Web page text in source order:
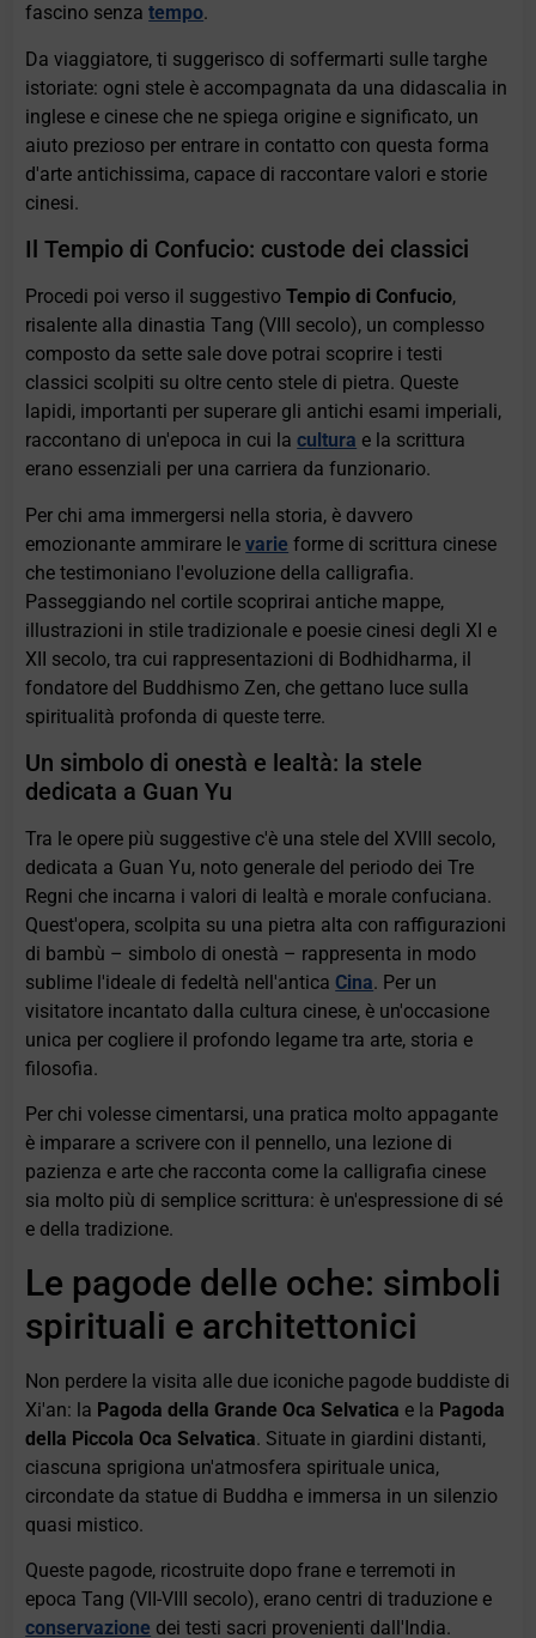
fascino senzatempo.
Da viaggiatore, ti suggerisco di soffermarti sulle targhe
istoriate: ogni stele è accompagnata da una didascalia in
inglese e cinese che ne spiega origine e significato, un
aiuto prezioso per entrare in contatto con questa forma
d'arte antichissima, capace di raccontare valori e storie
cinesi.
Il Tempio di Confucio: custode dei classici
Procedi poi verso il suggestivoTempio di Confucio,
risalente alla dinastia Tang (VIII secolo), un complesso
composto da sette sale dove potrai scoprire i testi
classici scolpiti su oltre cento stele di pietra. Queste
lapidi, importanti per superare gli antichi esami imperiali,
raccontano di un'epoca in cui lacultura e la scrittura
erano essenziali per una carriera da funzionario.
Per chi ama immergersi nella storia, è davvero
emozionante ammirare levarie forme di scrittura cinese
che testimoniano l'evoluzione della calligrafia.
Passeggiando nel cortile scoprirai antiche mappe,
illustrazioni in stile tradizionale e poesie cinesi degli XI e
XII secolo, tra cui rappresentazioni di Bodhidharma, il
fondatore del Buddhismo Zen, che gettano luce sulla
spiritualità profonda di queste terre.
Un simbolo di onestà e lealtà: la stele
dedicata a Guan Yu
Tra le opere più suggestive c'è una stele del XVIII secolo,
dedicata a Guan Yu, noto generale del periodo dei Tre
Regni che incarna i valori di lealtà e morale confuciana.
Quest'opera, scolpita su una pietra alta con raffigurazioni
di bambù – simbolo di onestà – rappresenta in modo
sublime l'ideale di fedeltà nell'antica Cina. Per un
visitatore incantato dalla cultura cinese, è un'occasione
unica per cogliere il profondo legame tra arte, storia e
filosofia.
Per chi volesse cimentarsi, una pratica molto appagante
è imparare a scrivere con il pennello, una lezione di
pazienza e arte che racconta come la calligrafia cinese
sia molto più di semplice scrittura: è un'espressione di sé
e della tradizione.
Le pagode delle oche: simboli
spirituali e architettonici
Non perdere la visita alle due iconiche pagode buddiste di
Xi'an: la Pagoda della Grande Oca Selvatica e la Pagoda
della Piccola Oca Selvatica. Situate in giardini distanti,
ciascuna sprigiona un'atmosfera spirituale unica,
circondate da statue di Buddha e immersa in un silenzio
quasi mistico.
Queste pagode, ricostruite dopo frane e terremoti in
epoca Tang (VII-VIII secolo), erano centri di traduzione e
conservazione dei testi sacri provenienti dall'India.